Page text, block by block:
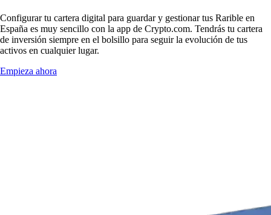
Configurar tu cartera digital para guardar y gestionar tus Rarible en
España es muy sencillo con la app de Crypto.com. Tendrás tu cartera
de inversión siempre en el bolsillo para seguir la evolución de tus
activos en cualquier lugar.
Empieza ahora